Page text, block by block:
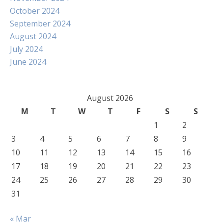
October 2024
September 2024
August 2024
July 2024
June 2024
August 2026
M
T W T F S
S
1
2
3
4 5 6 7 8
9
10
11 12 13 14 15
16
17
18 19 20 21 22
23
24
25 26 27 28 29
30
31
« Mar